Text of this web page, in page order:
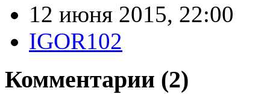
12 июня 2015, 22:00
IGOR102
Комментарии (2)